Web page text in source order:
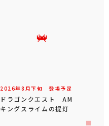
2026年8 月下旬 登場予定
ドラゴンクエスト AM
キングスライムの提灯